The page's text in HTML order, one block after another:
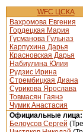
WFC ЦСКА
Вахромова Евгения
Гордецкая Мария
Гусманова Гульназ
Карпухина Дарья
Красновская Дарья
Набиулина Юлия
Рудзис Ирина
Стрембицкая Диана
Сурикова Ярослава
Товмасян Гаянэ
Чумик Анастасия
Официальные лица:
Белоусов Сергей